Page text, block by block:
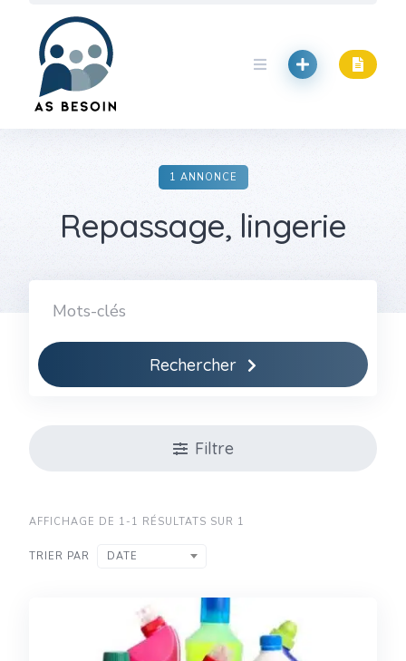
content
1 ANNONCE
Repassage, lingerie
Rechercher
Filtre
AFFICHAGE DE 1-1 RÉSULTATS SUR 1
TRIER PAR DATE